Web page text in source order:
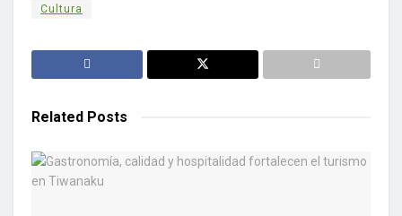
Cultura
Related Posts